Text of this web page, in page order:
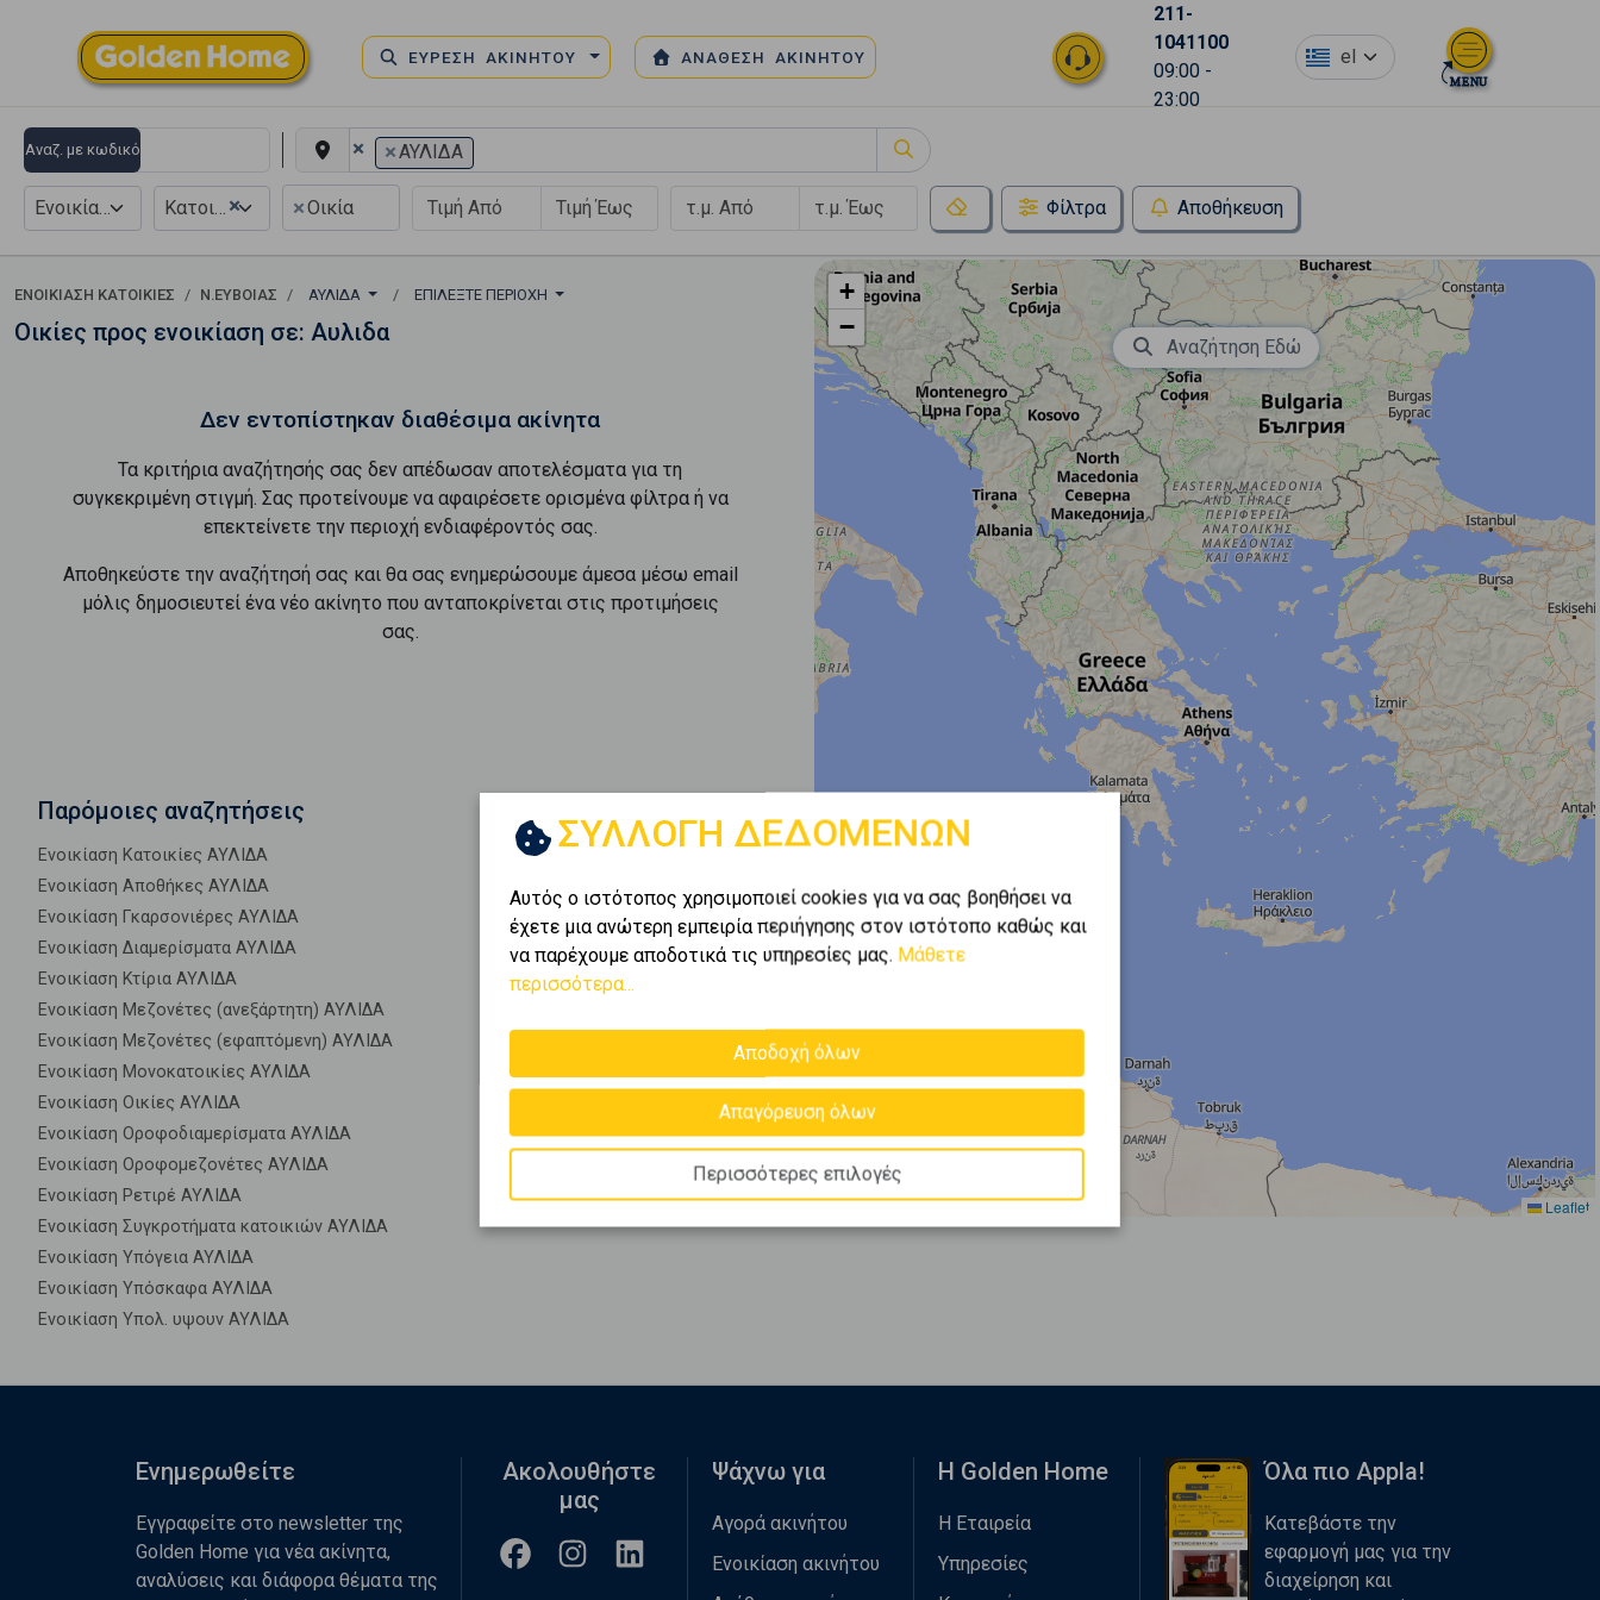
ΕΥΡΕΣΗ ΑΚΙΝΗΤΟΥ ΑΝΑΘΕΣΗ ΑΚΙΝΗΤΟΥ
211-
1041100
09:00 -
23:00
el
Αναζ. με κωδικό × ×ΑΥΛΙΔΑ
×
Κατοικία ×Οικία Φίλτρα Αποθήκευση
ΕΝΟΙΚΊΑΣΗ ΚΑΤΟΙΚΊΕΣ Ν.ΕΥΒΟΙΑΣ ΑΥΛΙΔΑ ΕΠΙΛΈΞΤΕ ΠΕΡΙΟΧΉ
Οικίες προς ενοικίαση σε: Αυλιδα
Δεν εντοπίστηκαν διαθέσιμα ακίνητα
Τα κριτήρια αναζήτησής σας δεν απέδωσαν αποτελέσματα για τη
συγκεκριμένη στιγμή. Σας προτείνουμε να αφαιρέσετε ορισμένα φίλτρα ή να
επεκτείνετε την περιοχή ενδιαφέροντός σας.
Αποθηκεύστε την αναζήτησή σας και θα σας ενημερώσουμε άμεσα μέσω email
μόλις δημοσιευτεί ένα νέο ακίνητο που ανταποκρίνεται στις προτιμήσεις
σας.
Παρόμοιες αναζητήσεις
Ενοικίαση Κατοικίες ΑΥΛΙΔΑ
Ενοικίαση Αποθήκες ΑΥΛΙΔΑ
Ενοικίαση Γκαρσονιέρες ΑΥΛΙΔΑ
Ενοικίαση Διαμερίσματα ΑΥΛΙΔΑ
Ενοικίαση Κτίρια ΑΥΛΙΔΑ
Ενοικίαση Μεζονέτες (ανεξάρτητη) ΑΥΛΙΔΑ
Ενοικίαση Μεζονέτες (εφαπτόμενη) ΑΥΛΙΔΑ
Ενοικίαση Μονοκατοικίες ΑΥΛΙΔΑ
Ενοικίαση Οικίες ΑΥΛΙΔΑ
Ενοικίαση Οροφοδιαμερίσματα ΑΥΛΙΔΑ
Ενοικίαση Οροφομεζονέτες ΑΥΛΙΔΑ
Ενοικίαση Ρετιρέ ΑΥΛΙΔΑ
Ενοικίαση Συγκροτήματα κατοικιών ΑΥΛΙΔΑ
Ενοικίαση Υπόγεια ΑΥΛΙΔΑ
Ενοικίαση Υπόσκαφα ΑΥΛΙΔΑ
Ενοικίαση Υπολ. υψουν ΑΥΛΙΔΑ
+
−
Leaflet
Αναζήτηση Εδώ
ΣΥΛΛΟΓΗ ΔΕΔΟΜΕΝΩΝ
Αυτός ο ιστότοπος χρησιμοποιεί cookies για να σας βοηθήσει να
έχετε μια ανώτερη εμπειρία περιήγησης στον ιστότοπο καθώς και
να παρέχουμε αποδοτικά τις υπηρεσίες μας. Μάθετε
περισσότερα...
Αποδοχή όλων
Απαγόρευση όλων
Περισσότερες επιλογές
Ενημερωθείτε
Εγγραφείτε στο newsletter της
Golden Home για νέα ακίνητα,
αναλύσεις και διάφορα θέματα της
Ακολουθήστε
μας
Ψάχνω για
Αγορά ακινήτου
Ενοικίαση ακινήτου
Η Golden Home
Η Εταιρεία
Υπηρεσίες
Όλα πιο Appla!
Κατεβάστε την
εφαρμογή μας για την
διαχείρηση και